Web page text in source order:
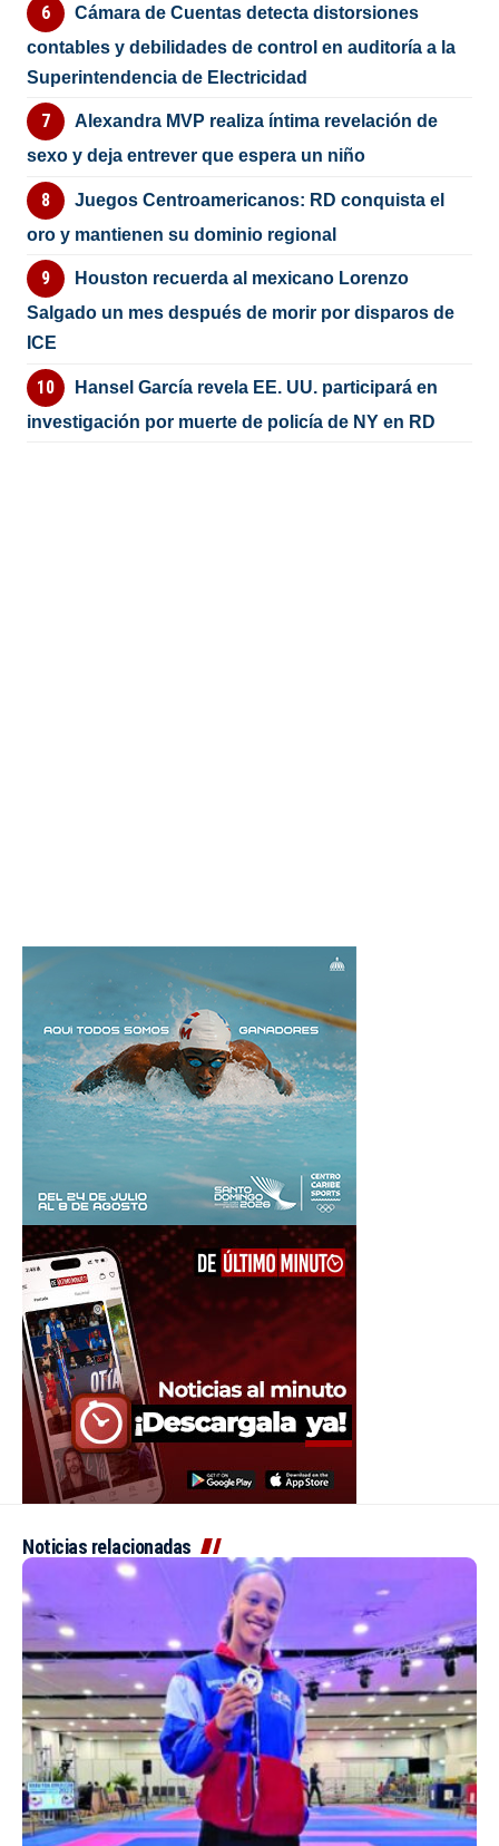
Cámara de Cuentas detecta distorsiones
contables y debilidades de control en auditoría a la
Superintendencia de Electricidad
Alexandra MVP realiza íntima revelación de
sexo y deja entrever que espera un niño
Juegos Centroamericanos: RD conquista el
oro y mantienen su dominio regional
Houston recuerda al mexicano Lorenzo
Salgado un mes después de morir por disparos de
ICE
Hansel García revela EE. UU. participará en
investigación por muerte de policía de NY en RD
Noticias relacionadas